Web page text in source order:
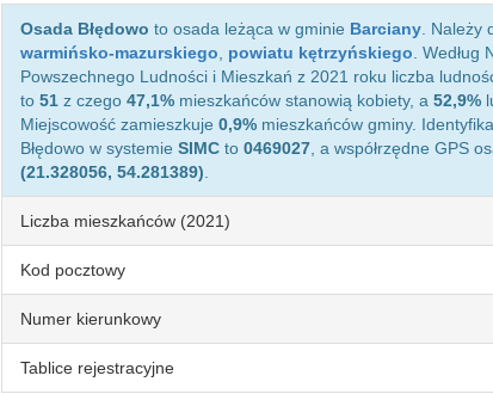
Osada Błędowo to osada leżąca w gminie Barciany . Należy
warmińsko-mazurskiego
powiatu kętrzyńskiego .
Powszechnego Ludności i Mieszkań z 2021 roku liczba
to 51 z czego 47,1% mieszkańców stanowią kobiety, a 52,9%
Miejscowość zamieszkuje 0,9% mieszkańców gminy.
Błędowo w systemie SIMC to 0469027 , a współrzędne GPS
(21.328056, 54.281389)
Liczba mieszkańców (2021)
Kod pocztowy
Numer kierunkowy
Tablice rejestracyjne